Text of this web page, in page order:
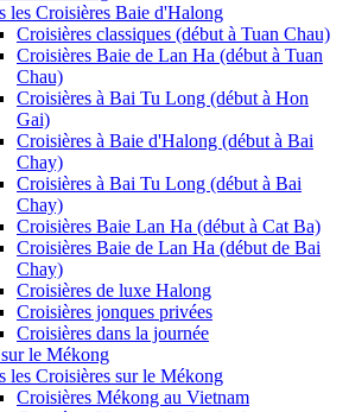
les Croisières Baie d'Halong
Croisières classiques (début à Tuan Chau)
Croisières Baie de Lan Ha (début à Tuan
Chau)
Croisières à Bai Tu Long (début à Hon
Gai)
Croisières à Baie d'Halong (début à Bai
Chay)
Croisières à Bai Tu Long (début à Bai
Chay)
Croisières Baie Lan Ha (début à Cat Ba)
Croisières Baie de Lan Ha (début de Bai
Chay)
Croisières de luxe Halong
Croisières jonques privées
Croisières dans la journée
le Mékong
les Croisières sur le Mékong
Croisières Mékong au Vietnam